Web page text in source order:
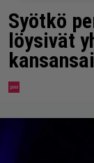
Syötkö
löysivät